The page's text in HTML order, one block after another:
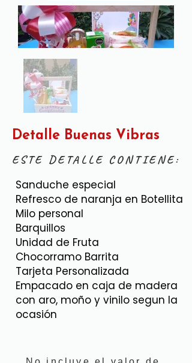
Detalle Buenas Vibras
ESTE DETALLE CONTIENE:
Sanduche especial
Refresco de naranja en Botellita
Milo personal
Barquillos
Unidad de Fruta
Chocorramo Barrita
Tarjeta Personalizada
Empacado en caja de madera
con aro, moño y vinilo segun la
ocasión